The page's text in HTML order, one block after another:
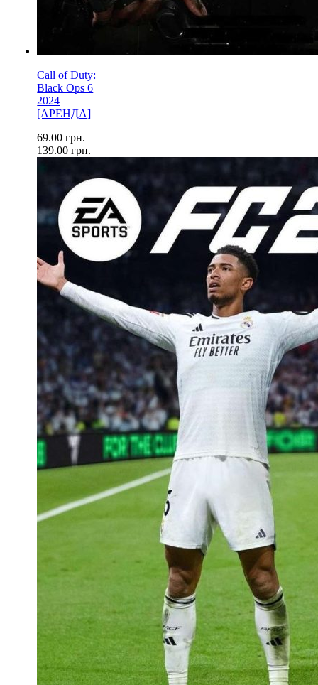
Call of Duty:
Black Ops 6
2024
[АРЕНДА]
69.00грн. –
139.00грн.